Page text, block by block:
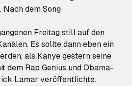
Nach dem Song
Freitag still auf den
Es sollte dann eben ein
als Kanye gestern seine
dem Rap Genius und Obama-
Lamar veröffentlichte.